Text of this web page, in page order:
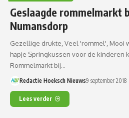
Geslaagde rommelmarkt
Numansdorp
Gezellige drukte, Veel 'rommel', Mooi
hapje Springkussen voor de kinderen
Rommelmarkt bij…
Redactie Hoeksch Nieuws9 september 2018
Lees verder